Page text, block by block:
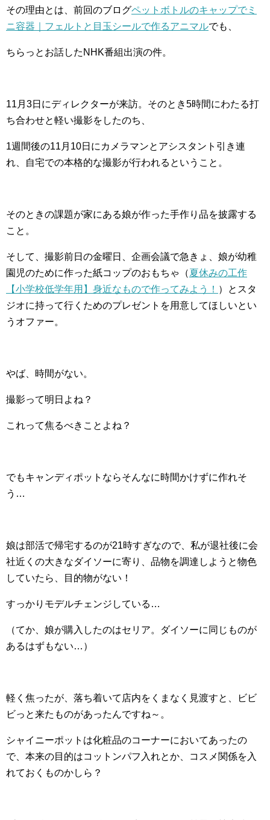
その理由とは、前回のブログペットボトルのキャップでミ
ニ容器｜フェルトと目玉シールで作るアニマルでも、
ちらっとお話したNHK番組出演の件。
11月3日にディレクターが来訪。そのとき5時間にわたる打
ち合わせと軽い撮影をしたのち、
1週間後の11月10日にカメラマンとアシスタント引き連
れ、自宅での本格的な撮影が行われるということ。
そのときの課題が家にある娘が作った手作り品を披露する
こと。
そして、撮影前日の金曜日、企画会議で急きょ、娘が幼稚
園児のために作った紙コップのおもちゃ（夏休みの工作
【小学校低学年用】身近なもので作ってみよう！ ）とスタ
ジオに持って行くためのプレゼントを用意してほしいとい
うオファー。
やば、時間がない。
撮影って明日よね？
これって焦るべきことよね？
でもキャンディポットならそんなに時間かけずに作れそ
う…
娘は部活で帰宅するのが21時すぎなので、私が退社後に会
社近くの大きなダイソーに寄り、品物を調達しようと物色
していたら、目的物がない！
すっかりモデルチェンジしている…
（てか、娘が購入したのはセリア。ダイソーに同じものが
あるはずもない…）
軽く焦ったが、落ち着いて店内をくまなく見渡すと、ビビ
ビっと来たものがあったんですね～。
シャイニーポットは化粧品のコーナーにおいてあったの
で、本来の目的はコットンパフ入れとか、コスメ関係を入
れておくものかしら？